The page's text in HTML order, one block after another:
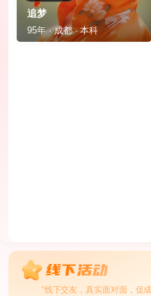
追梦
95年 · 成都 · 本科
“线下交友，真实面对面，促